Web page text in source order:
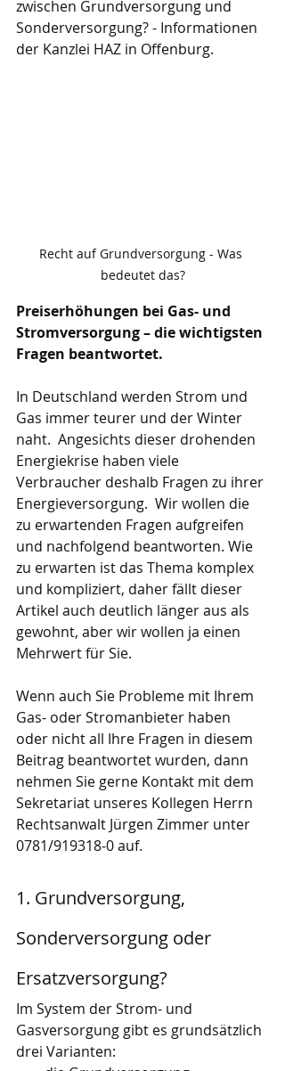
zwischen Grundversorgung und
Sonderversorgung? - Informationen
der Kanzlei HAZ in Offenburg.
Recht auf Grundversorgung - Was
bedeutet das?
Preiserhöhungen bei Gas- und
Stromversorgung – die wichtigsten
Fragen beantwortet.
In Deutschland werden Strom und
Gas immer teurer und der Winter
naht.  Angesichts dieser drohenden
Energiekrise haben viele
Verbraucher deshalb Fragen zu ihrer
Energieversorgung.  Wir wollen die
zu erwartenden Fragen aufgreifen
und nachfolgend beantworten. Wie
zu erwarten ist das Thema komplex
und kompliziert, daher fällt dieser
Artikel auch deutlich länger aus als
gewohnt, aber wir wollen ja einen
Mehrwert für Sie.
Wenn auch Sie Probleme mit Ihrem
Gas- oder Stromanbieter haben
oder nicht all Ihre Fragen in diesem
Beitrag beantwortet wurden, dann
nehmen Sie gerne Kontakt mit dem
Sekretariat unseres Kollegen Herrn
Rechtsanwalt Jürgen Zimmer unter
0781/919318-0 auf.
1. Grundversorgung,
Sonderversorgung oder
Ersatzversorgung?
Im System der Strom- und
Gasversorgung gibt es grundsätzlich
drei Varianten: